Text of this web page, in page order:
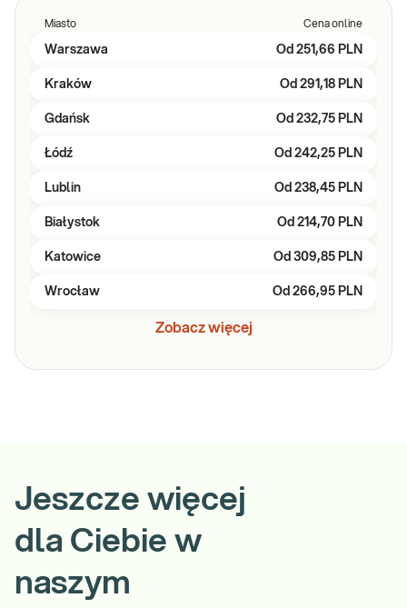
Miasto Cena online
Warszawa Od 251,66 PLN
Kraków Od 291,18 PLN
Gdańsk Od 232,75 PLN
Łódź Od 242,25 PLN
Lublin Od 238,45 PLN
Białystok Od 214,70 PLN
Katowice Od 309,85 PLN
Wrocław Od 266,95 PLN
Zobacz więcej
Jeszcze więcej
dla Ciebie w
naszym